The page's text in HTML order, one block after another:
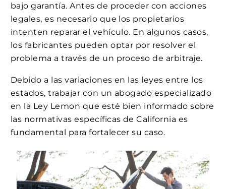
bajo garantía. Antes de proceder con acciones
legales, es necesario que los propietarios
intenten reparar el vehículo. En algunos casos,
los fabricantes pueden optar por resolver el
problema a través de un proceso de arbitraje.
Debido a las variaciones en las leyes entre los
estados, trabajar con un abogado especializado
en la Ley Lemon que esté bien informado sobre
las normativas específicas de California es
fundamental para fortalecer su caso.